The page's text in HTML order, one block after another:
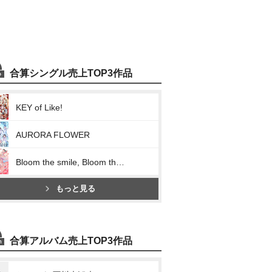
合算シングル売上TOP3作品
KEY of Like!
AURORA FLOWER
もっと見る
合算アルバム売上TOP3作品